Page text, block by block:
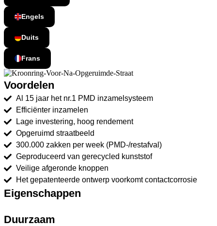
Engels
Duits
Frans
Voordelen
Al 15 jaar het nr.1 PMD inzamelsysteem
Efficiënter inzamelen
Lage investering, hoog rendement
Opgeruimd straatbeeld
300.000 zakken per week (PMD-/restafval)
Geproduceerd van gerecycled kunststof
Veilige afgeronde knoppen
Het gepatenteerde ontwerp voorkomt contactcorrosie
Eigenschappen
Duurzaam